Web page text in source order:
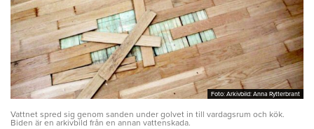
Foto: Arkivbild: Anna Rytterbrant
Foto: Arkivbild: Anna Rytterbrant
Vattnet spred sig genom sanden under golvet in till vardagsrum och kök.
Biden är en arkivbild från en annan vattenskada.